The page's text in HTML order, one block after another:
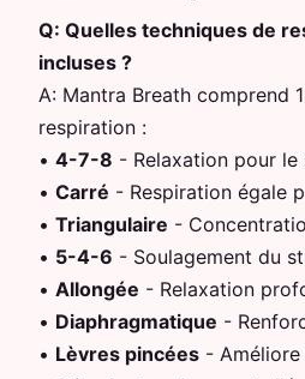
Q: Quelles techniques de
incluses ?
A: Mantra Breath comprend
respiration :
• 4-7-8 - Relaxation pour
• Carré - Respiration égale
• Triangulaire -
• 5-4-6 - Soulagement du
• Allongée - Relaxation
• Diaphragmatique -
• Lèvres pincées -